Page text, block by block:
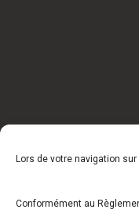
Lors de votre navigation
Conformément au